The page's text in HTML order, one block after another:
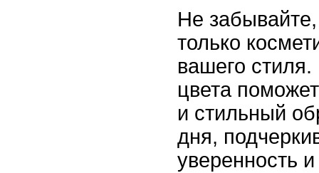
Не
только
вашего
цвета
и стильный
дня,
уверенность